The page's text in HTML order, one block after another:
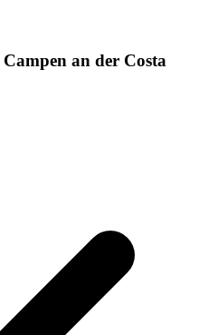
an der Costa